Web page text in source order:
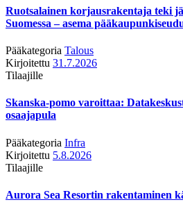
Ruotsalainen korjausrakentaja teki
Suomessa – asema
Pääkategoria Talous
Kirjoitettu 31.7.2026
Tilaajille
Skanska-pomo varoittaa:
osaajapula
Pääkategoria Infra
Kirjoitettu 5.8.2026
Tilaajille
Aurora Sea Resortin rakentaminen